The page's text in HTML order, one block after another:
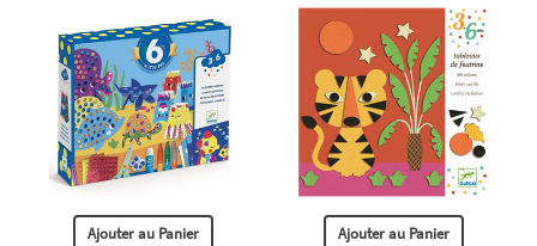
Ajouter au Panier Ajouter au Panier